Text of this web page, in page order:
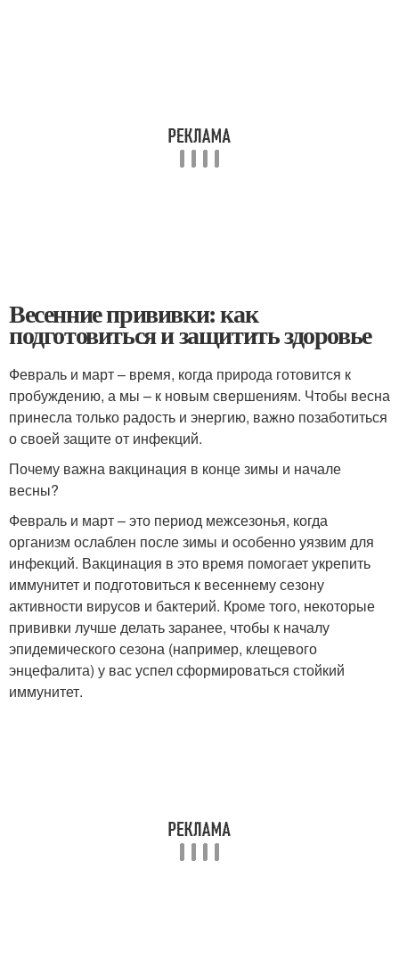
Весенние прививки: как
подготовиться и защитить здоровье
Февраль и март – время, когда природа готовится к
пробуждению, а мы – к новым свершениям. Чтобы весна
принесла только радость и энергию, важно позаботиться
о своей защите от инфекций.
Почему важна вакцинация в конце зимы и начале
весны?
Февраль и март – это период межсезонья, когда
организм ослаблен после зимы и особенно уязвим для
инфекций. Вакцинация в это время помогает укрепить
иммунитет и подготовиться к весеннему сезону
активности вирусов и бактерий. Кроме того, некоторые
прививки лучше делать заранее, чтобы к началу
эпидемического сезона (например, клещевого
энцефалита) у вас успел сформироваться стойкий
иммунитет.